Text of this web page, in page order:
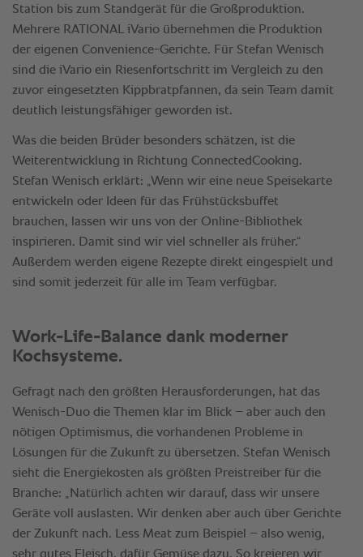
Station bis zum Standgerät für die Großproduktion.
Mehrere RATIONAL iVario übernehmen die Produktion
der eigenen Convenience-Gerichte. Für Stefan Wenisch
sind die iVario ein Riesenfortschritt im Vergleich zu den
zuvor eingesetzten Kippbratpfannen, da sein Team damit
deutlich leistungsfähiger geworden ist.
Was die beiden Brüder besonders schätzen, ist die
Weiterentwicklung in Richtung ConnectedCooking.
Stefan Wenisch erklärt: „Wenn wir eine neue Speisekarte
entwickeln oder Ideen für das Frühstücksbuffet
brauchen, lassen wir uns von der Online-Bibliothek
inspirieren. Damit sind wir viel schneller als früher.“
Außerdem werden eigene Rezepte direkt eingespielt und
sind somit jederzeit für alle im Team verfügbar.